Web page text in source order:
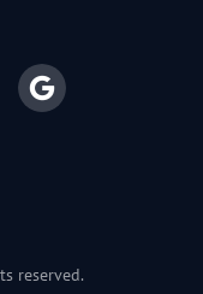
reserved.